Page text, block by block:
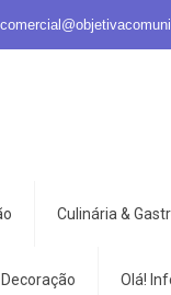
Culinária &
Olá!